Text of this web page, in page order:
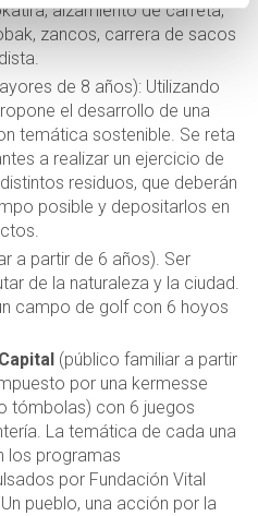
alzamiento de carreta,
zancos, carrera de sacos
de 8 años): Utilizando
el desarrollo de una
temática sostenible. Se reta
a realizar un ejercicio de
residuos, que deberán
posible y depositarlos en
a partir de 6 años). Ser
de la naturaleza y la ciudad.
campo de golf con 6 hoyos
(público familiar a partir
por una kermesse
tómbolas) con 6 juegos
La temática de cada una
los programas
por Fundación Vital
pueblo, una acción por la